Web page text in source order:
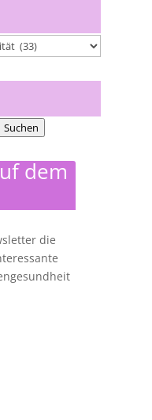
Suchen
dem
die